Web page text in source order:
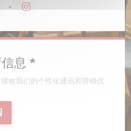
在新窗口中打开))
((在新窗口中打开))
Instagram ((在新窗口中
息 *
收我们的个性化通讯和营销优